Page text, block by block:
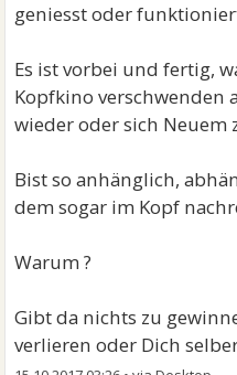
geniesst oder
Es ist vorbei und fertig,
Kopfkino verschwenden
wieder oder sich Neuem
Bist so anhänglich,
dem sogar im Kopf
Warum ?
Gibt da nichts zu
verlieren oder Dich